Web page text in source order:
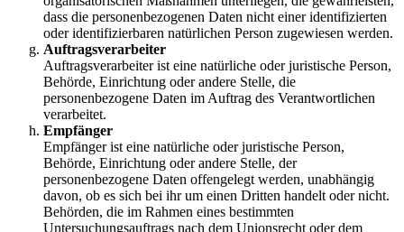
dass die personenbezogenen Daten nicht einer identifizierten
oder identifizierbaren natürlichen Person zugewiesen werden.
Auftragsverarbeiter
Auftragsverarbeiter ist eine natürliche oder juristische Person,
Behörde, Einrichtung oder andere Stelle, die
personenbezogene Daten im Auftrag des Verantwortlichen
verarbeitet.
Empfänger
Empfänger ist eine natürliche oder juristische Person,
Behörde, Einrichtung oder andere Stelle, der
personenbezogene Daten offengelegt werden, unabhängig
davon, ob es sich bei ihr um einen Dritten handelt oder nicht.
Behörden, die im Rahmen eines bestimmten
Untersuchungsauftrags nach dem Unionsrecht oder dem